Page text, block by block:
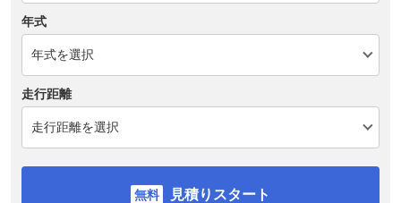
年式
走行距離
見積りスタート